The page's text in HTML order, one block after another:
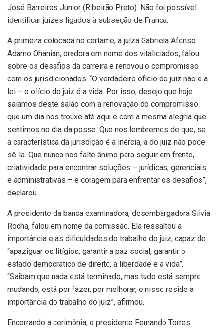
José Barreiros Junior (Ribeirão Preto). Não foi possível
identificar juízes ligados à subseção de Franca.
A primeira colocada no certame, a juíza Gabriela Afonso
Adamo Ohanian, oradora em nome dos vitaliciados, falou
sobre os desafios da carreira e renovou o compromisso
com os jurisdicionados. “O verdadeiro ofício do juiz não é a
lei – o ofício do juiz é a vida. Por isso, desejo que hoje
saiamos deste salão com a renovação do compromisso
que um dia nos trouxe até aqui e com a mesma alegria que
sentimos no dia da posse. Que nos lembremos de que, se
a característica da jurisdição é a inércia, a do juiz não pode
sê-la. Que nunca nos falte ânimo para seguir em frente,
criatividade para encontrar soluções – jurídicas, gerenciais
e administrativas – e coragem para enfrentar os desafios”,
declarou.
A presidente da banca examinadora, desembargadora Silvia
Rocha, falou em nome da comissão. Ela ressaltou a
importância e as dificuldades do trabalho do juiz, capaz de
“apaziguar os litígios, garantir a paz social, garantir o
estado democrático de direito, a liberdade e a vida”.
“Saibam que nada está terminado, mas tudo está sempre
mudando, está por fazer, por melhorar, e nisso reside a
importância do trabalho do juiz”, afirmou.
Encerrando a cerimônia, o presidente Fernando Torres